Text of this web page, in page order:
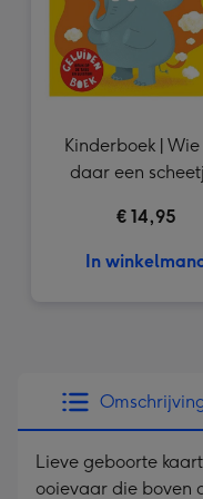
Kinderboek |
daar een
€ 14,95
In
Lieve geboorte
ooievaar die boven